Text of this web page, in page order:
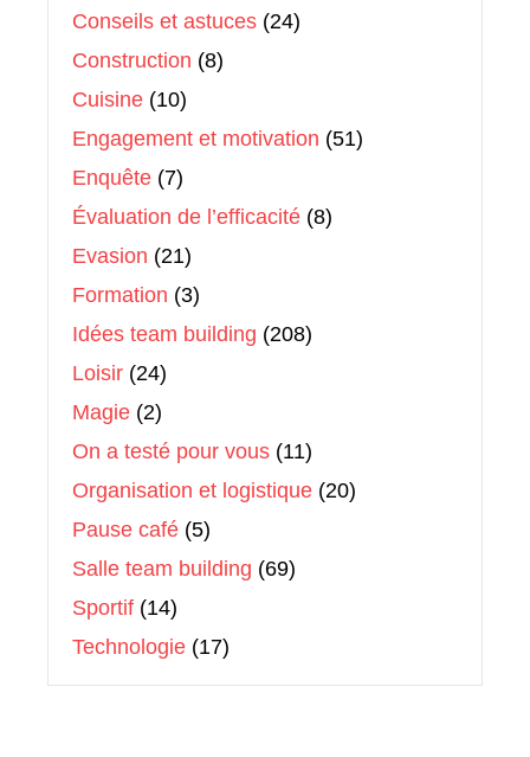
Conseils et astuces (24)
Construction (8)
Cuisine (10)
Engagement et motivation (51)
Enquête (7)
Évaluation de l’efficacité (8)
Evasion (21)
Formation (3)
Idées team building (208)
Loisir (24)
Magie (2)
On a testé pour vous (11)
Organisation et logistique (20)
Pause café (5)
Salle team building (69)
Sportif (14)
Technologie (17)